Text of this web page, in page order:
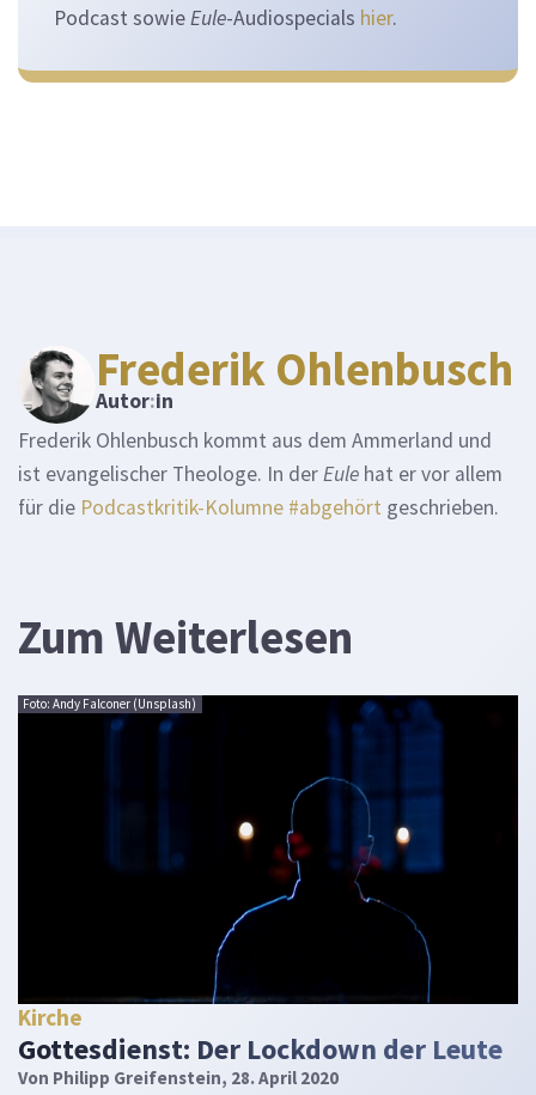
Podcast sowieEule-Audiospecials hier.
Frederik Ohlenbusch
Autor:in
Frederik Ohlenbusch kommt aus dem Ammerland und
ist evangelischer Theologe. In derEule hat er vor allem
für die Podcastkritik-Kolumne #abgehört geschrieben.
Zum Weiterlesen
Foto: Andy Falconer (Unsplash)
Kirche
Gottesdienst: Der Lockdown der Leute
Von Philipp Greifenstein, 28. April 2020